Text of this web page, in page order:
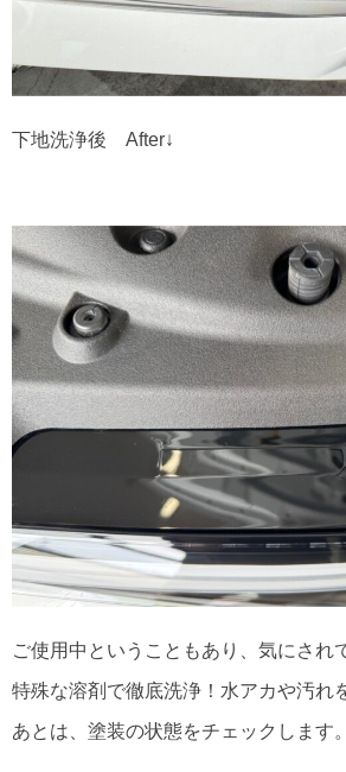
下地洗浄後 After↓
ご使用中ということもあり、気にされ
特殊な溶剤で徹底洗浄！水アカや汚れ
あとは、塗装の状態をチェックします。